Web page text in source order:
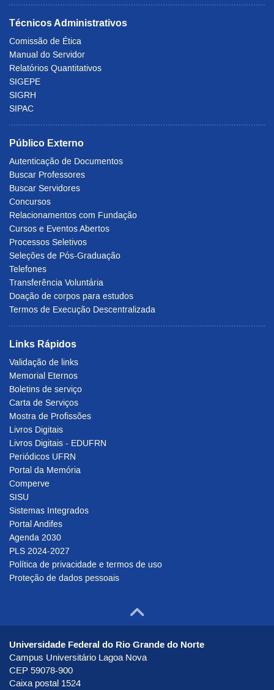
Técnicos Administrativos
Comissão de Ética
Manual do Servidor
Relatórios Quantitativos
SIGEPE
SIGRH
SIPAC
Público Externo
Autenticação de Documentos
Buscar Professores
Buscar Servidores
Concursos
Relacionamentos com Fundação
Cursos e Eventos Abertos
Processos Seletivos
Seleções de Pós-Graduação
Telefones
Transferência Voluntária
Doação de corpos para estudos
Termos de Execução Descentralizada
Links Rápidos
Validação de links
Memorial Eternos
Boletins de serviço
Carta de Serviços
Mostra de Profissões
Livros Digitais
Livros Digitais - EDUFRN
Periódicos UFRN
Portal da Memória
Comperve
SISU
Sistemas Integrados
Portal Andifes
Agenda 2030
PLS 2024-2027
Política de privacidade e termos de uso
Proteção de dados pessoais
Ir para o
Universidade Federal do Rio Grande do Norte
Campus Universitário Lagoa Nova
CEP 59078-900
Caixa postal 1524